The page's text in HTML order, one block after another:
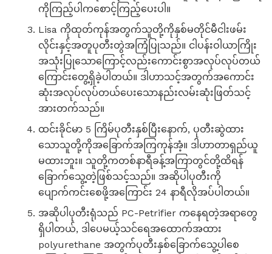
ကိုကြည့်ပါကစောင့်ကြည့်ပေးပါ။
Lisa ကိုထုတ်ကုန်အတွက်သူတို့ကိုနှစ်မတိုင်မီငါးဖမ်း
လိုင်းနှင့်အတူပုတီးတွဲအကြံပြုသည်။ ငါပန်းဝါယာကြိုး
အသုံးပြုသောကြောင့်လည်းကောင်းစွာအလုပ်လုပ်တယ်
ကြောင်းတွေ့ရှိခဲ့ပါတယ်။ ဒါဟာသင့်အတွက်အကောင်း
ဆုံးအလုပ်လုပ်တယ်ပေးသောနည်းလမ်းဆုံးဖြတ်သင့်
အားတက်သည်။
ထင်းခိုင်မာ 5 ကြိမ်ပုတီးနှစ်ပြီးနောက်, ပုတီးဆွဲထား
သောသူတို့ကိုအခြောက်အကြကုန်အံ့။ ဒါဟာတာရှည်ယူ
မထားဘူး။ သူတို့ကတစ်နာရီခန့်အကြာတွင်တို့ထိရန်
ခြောက်သွေ့တဲ့ဖြစ်သင့်သည်။ အဆိုပါပုတီးကို
ပျောက်ကင်းစေဖို့အကြောင်း 24 နာရီလိုအပ်ပါတယ်။
အဆိုပါပုတီးရုံသည် PC-Petrifier ကနေရတဲ့အရာတွေ
ရှိပါတယ်, ဒါပေမယ့်သင်ရေအထောက်အထား
polyurethane အတွက်ပုတီးနှစ်ခြောက်သွေ့ပါစေ